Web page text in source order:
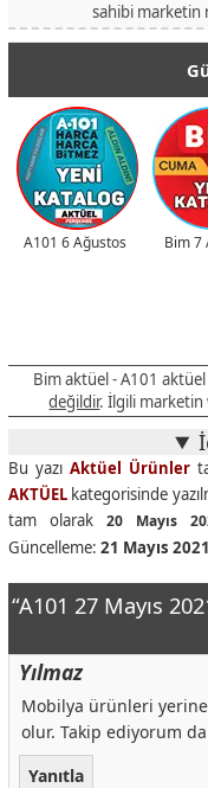
sahibi marketin
A101 6 Ağustos Bim 7
Bim aktüel - A101 aktüel
değildir. İlgili marketin
Bu yazı Aktüel Ürünler
AKTÜELkategorisinde
tam olarak 20 Mayıs
Güncelleme: 21 Mayıs
“A101 27 Mayıs
Yılmaz
Mobilya ürünleri
olur. Takip ediyorum
Yanıtla